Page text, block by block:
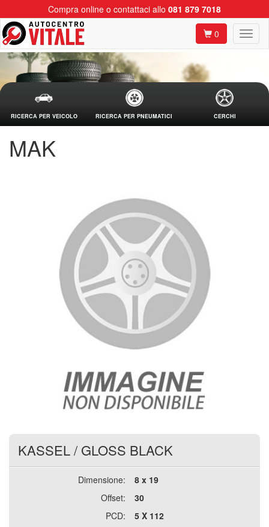
Compra online o contattaci allo 081 879 7018
0
RICERCA PER VEICOLO RICERCA PER PNEUMATICI CERCHI
MAK
KASSEL/ GLOSS BLACK
Dimensione:
8 x 19
Offset:
30
PCD:
5 X 112